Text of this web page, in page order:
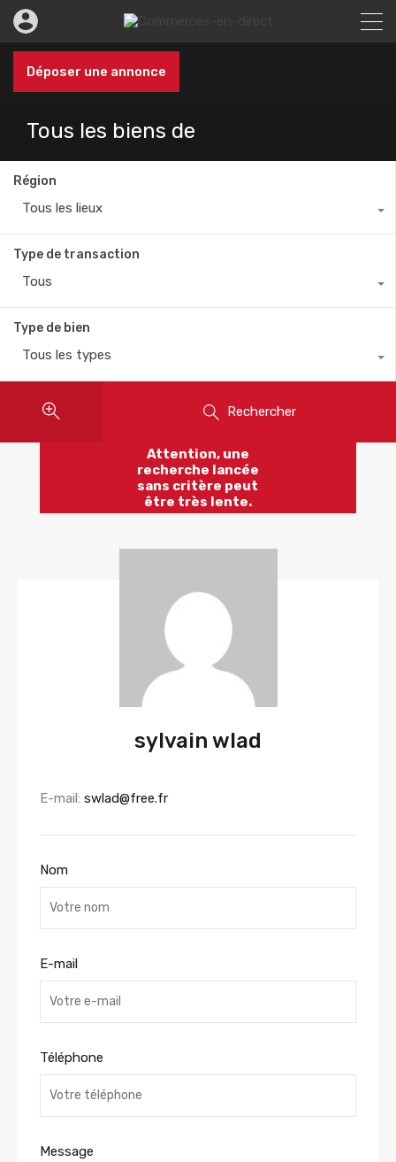
Déposer une annonce
Tous les biens de
Région
Tous les lieux
Type de transaction
Tous
Type de bien
Tous les types
Rechercher
Attention, une
recherche lancée
sans critère peut
être très lente.
sylvain wlad
E-mail: swlad@free.fr
Nom
E-mail
Téléphone
Message